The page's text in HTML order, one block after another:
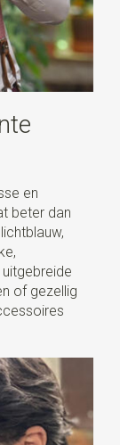
en
beter dan
of gezellig